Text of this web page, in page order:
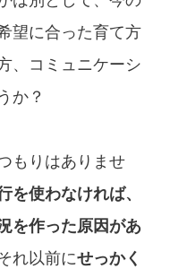
望に合った育て方
、コミュニケーシ
か？
もりはありませ
を使わなければ、
を作った原因があ
れ以前にせっかく